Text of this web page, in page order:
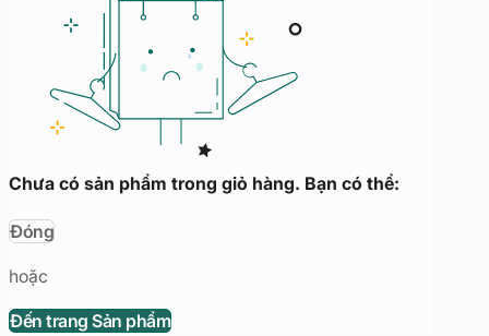
Chưa có sản phẩm trong giỏ hàng. Bạn có thể:
Đóng
hoặc
Đến trang Sản phẩm